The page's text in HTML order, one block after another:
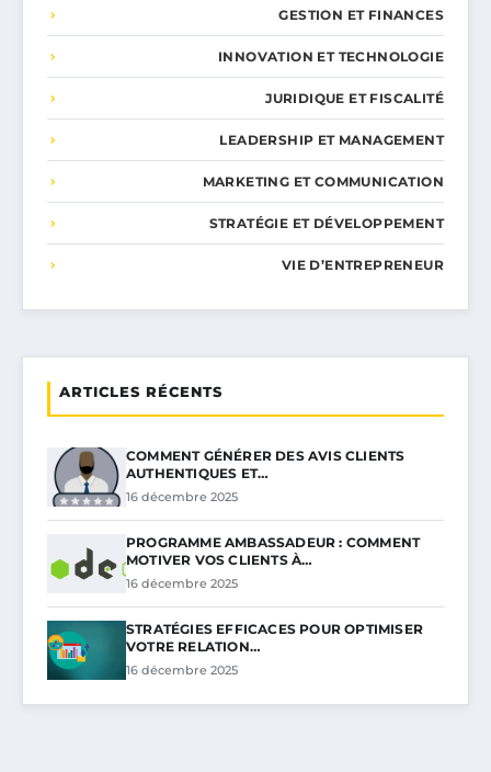
GESTION ET FINANCES
INNOVATION ET TECHNOLOGIE
JURIDIQUE ET FISCALITÉ
LEADERSHIP ET MANAGEMENT
MARKETING ET COMMUNICATION
STRATÉGIE ET DÉVELOPPEMENT
VIE D’ENTREPRENEUR
ARTICLES RÉCENTS
COMMENT GÉNÉRER DES AVIS CLIENTS
AUTHENTIQUES ET…
16 décembre 2025
PROGRAMME AMBASSADEUR : COMMENT
MOTIVER VOS CLIENTS À…
16 décembre 2025
STRATÉGIES EFFICACES POUR OPTIMISER
VOTRE RELATION…
16 décembre 2025